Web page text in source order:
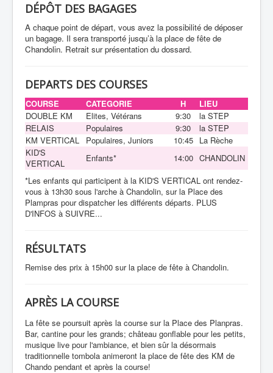
DÉPÔT DES BAGAGES
A chaque point de départ, vous avez la possibilité de déposer
un bagage. Il sera transporté jusqu’à la place de fête de
Chandolin. Retrait sur présentation du dossard.
DEPARTS DES COURSES
COURSE CATEGORIE H
LIEU
DOUBLE KM
Elites, Vétérans 9:30
la STEP
RELAIS
Populaires 9:30
la STEP
KM VERTICAL
Populaires, Juniors 10:45
La Rèche
KID'S
VERTICAL
Enfants* 14:00 CHANDOLIN
*Les enfants qui participent à la KID'S VERTICAL ont rendez-
vous à 13h30 sous l'arche à Chandolin, sur la Place des
Plampras pour dispatcher les différents départs. PLUS
D'INFOS à SUIVRE...
RÉSULTATS
Remise des prix à 15h00 sur la place de fête à Chandolin.
APRÈS LA COURSE
La fête se poursuit après la course sur la Place des Planpras.
Bar, cantine pour les grands; château gonflable pour les petits,
musique live pour l'ambiance, et bien sûr la désormais
traditionnelle tombola animeront la place de fête des KM de
Chando pendant et après la course!